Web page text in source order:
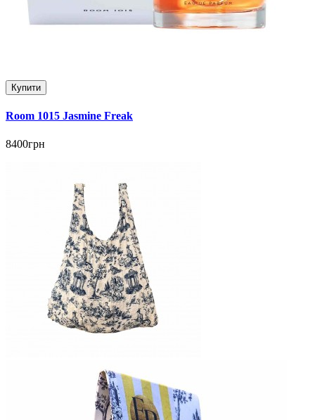
Купити
Room 1015 Jasmine Freak
8400грн